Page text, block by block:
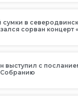
сумки в
сорван концерт
выступил с